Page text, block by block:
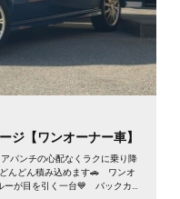
【ワンオーナー車】
パンチの心配なくラクに乗り降
んどん積み込めます🚗 ワンオ
ーが目を引く一台💙 バックカメ